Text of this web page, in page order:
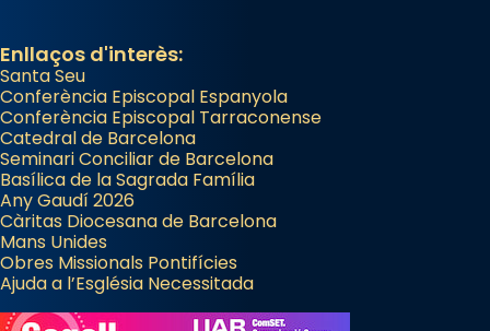
Enllaços d'interès:
Santa Seu
Conferència Episcopal Espanyola
Conferència Episcopal Tarraconense
Catedral de Barcelona
Seminari Conciliar de Barcelona
Basílica de la Sagrada Família
Any Gaudí 2026
Càritas Diocesana de Barcelona
Mans Unides
Obres Missionals Pontifícies
Ajuda a l’Església Necessitada